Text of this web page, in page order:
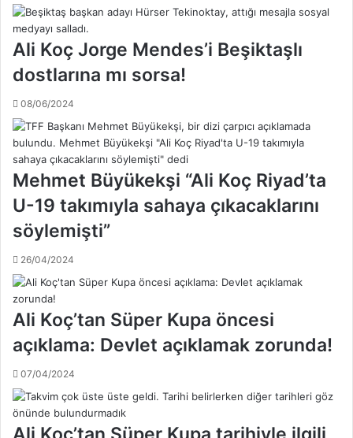
Z
e
k
e
r
y
a
A
l
p
O
l
u
k
i
k
T
r
a
n
s
f
e
r
H
a
e
r
l
e
i
Ali Koç Jorge Mendes’i Beşiktaşlı
dostlarına mı sorsa!
08/06/2024
Mehmet Büyükekşi “Ali Koç Riyad’ta
U-19 takımıyla sahaya çıkacaklarını
söylemişti”
26/04/2024
Ali Koç’tan Süper Kupa öncesi
açıklama: Devlet açıklamak zorunda!
07/04/2024